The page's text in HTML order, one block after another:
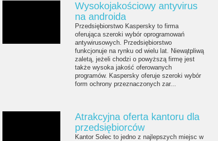
Wysokojakościowy antyvirus
na androida
Przedsiębiorstwo Kaspersky to firma
oferująca szeroki wybór oprogramowań
antywirusowych. Przedsiębiorstwo
funkcjonuje na rynku od wielu lat. Niewątpliwą
zaletą, jeżeli chodzi o powyższą firmę jest
także wysoka jakość oferowanych
programów. Kaspersky oferuje szeroki wybór
form ochrony przeznaczonych zar...
Atrakcyjna oferta kantoru dla
przedsiębiorców
Kantor Solec to jedno z najlepszych miejsc w